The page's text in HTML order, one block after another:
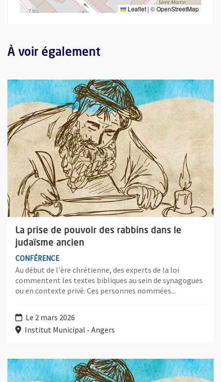
Leaflet | ©OpenStreetMap
À voir également
La prise de pouvoir des rabbins dans le
judaïsme ancien
CONFÉRENCE
Au début de l'ère chrétienne, des experts de la loi
commentent les textes bibliques au sein de synagogues
ou en contexte privé. Ces personnes nommées...
Le 2 mars 2026
Institut Municipal - Angers
Plus d'information sur l'évènement : La prise de pouvoir des
Plus d'information sur l'évènement : La place de l'oralité dans